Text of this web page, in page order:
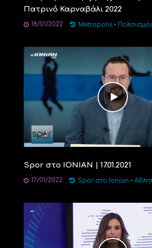
Πατρινό Καρναβάλι 2022
18/01/2022 Metropolis •
Spor στο ΙΟΝΙΑΝ | 17.01.2021
17/01/2022 Spor στο Ionian •